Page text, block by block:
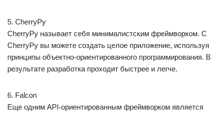
5. CherryPy
CherryPy называет себя минималистским фреймворком. С
CherryPy вы можете создать целое приложение, используя
принципы объектно-ориентированного программирования. В
результате разработка проходит быстрее и легче.
6. Falcon
Еще одним API-ориентированным фреймворком является